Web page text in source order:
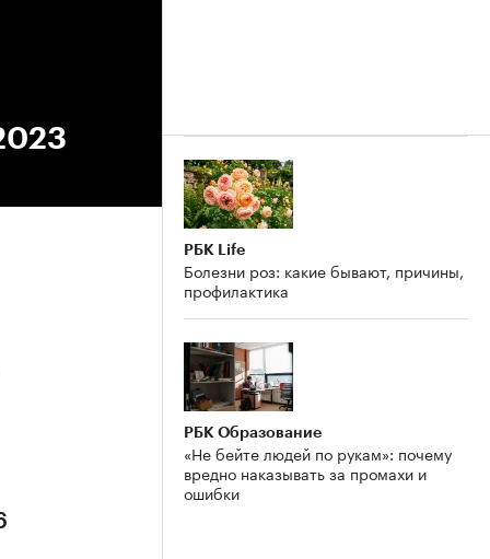
РБК Life
Болезни роз: какие бывают, причины,
профилактика
РБК Образование
«Не бейте людей по рукам»: почему
вредно наказывать за промахи и
ошибки